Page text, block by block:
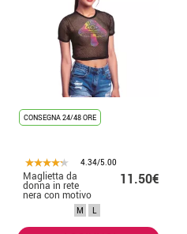
CONSEGNA 24/48 ORE
4.34/5.00
Maglietta da
donna in rete
nera con motivo
11.50€
M L